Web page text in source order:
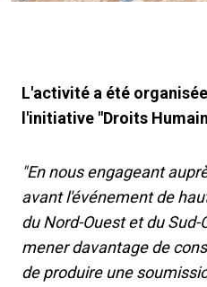
L'activité a été
l'initiative "Droits
"En nous engageant
avant l'événement de
du Nord-Ouest et du
mener davantage de
de produire une